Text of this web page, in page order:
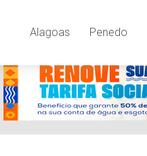
Alagoas Penedo